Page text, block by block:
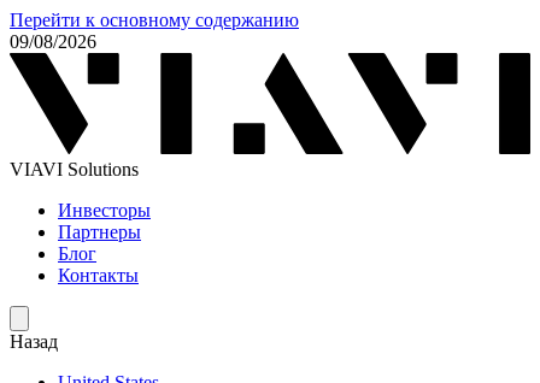
Перейти к основному содержанию
09/08/2026
VIAVI Solutions
Инвесторы
Партнеры
Блог
Контакты
Назад